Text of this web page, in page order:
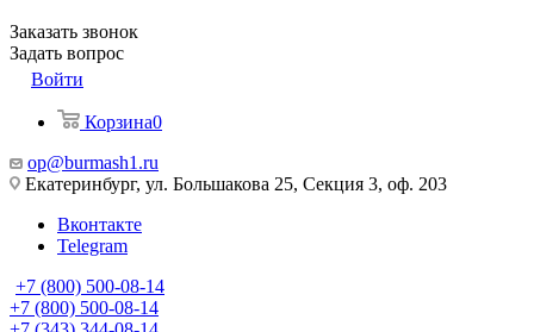
Заказать звонок
Задать вопрос
Войти
Корзина0
op@burmash1.ru
Екатеринбург, ул. Большакова 25, Секция 3, оф. 203
Вконтакте
Telegram
+7 (800) 500-08-14
+7 (800) 500-08-14